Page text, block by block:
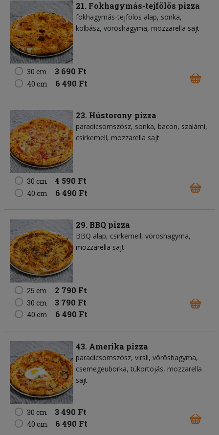
21. Fokhagymás-tejfölös pizza
fokhagymás-tejfölös alap sonka
kolbász vöröshagyma mozzarella sajt
30 cm 3 690 Ft
40 cm 6 490 Ft
23. Hústorony pizza
paradicsomszósz sonka bacon szalámi
csirkemell mozzarella sajt
30 cm 4 590 Ft
40 cm 6 490 Ft
29. BBQ pizza
BBQ alap csirkemell vöröshagyma
mozzarella sajt
25 cm 2 790 Ft
30 cm 3 790 Ft
40 cm 6 490 Ft
43. Amerika pizza
paradicsomszósz virsli vöröshagyma
csemegeuborka tükörtojás mozzarella
sajt
30 cm 3 490 Ft
40 cm 6 490 Ft